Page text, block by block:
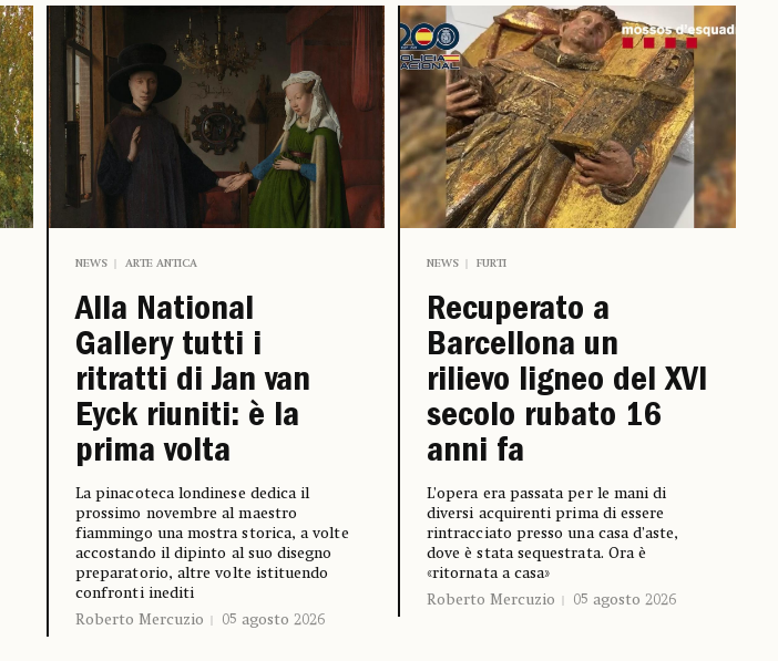
NEWS ARTE ANTICA
Alla National
Gallery tutti i
ritratti di Jan van
Eyck riuniti: è la
prima volta
La pinacoteca londinese dedica il
prossimo novembre al maestro
fiammingo una mostra storica, a volte
accostando il dipinto al suo disegno
preparatorio, altre volte istituendo
confronti inediti
Roberto Mercuzio
05 agosto 2026
NEWS FURTI
Recuperato a
Barcellona un
rilievo ligneo del XVI
secolo rubato 16
anni fa
L’opera era passata per le mani di
diversi acquirenti prima di essere
rintracciato presso una casa d’aste,
dove è stata sequestrata. Ora è
«ritornata a casa»
Roberto Mercuzio
05 agosto 2026